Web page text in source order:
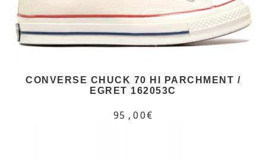
CONVERSE CHUCK 70 HI PARCHMENT /
EGRET 162053C
95,00€